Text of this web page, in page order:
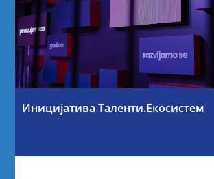
Иницијатива Таленти.Екосистем